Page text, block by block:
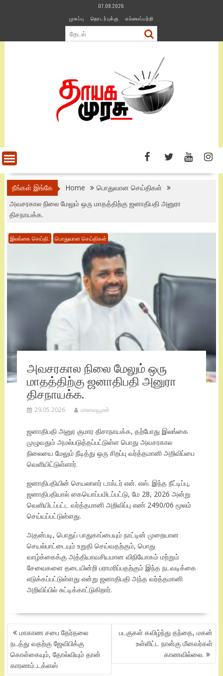
07.08.2026
முகப்பு
தொடர்புக்கு எம்மைப்பற்றி
நீங்கள் இங்கே Home
பொதுவான செய்திகள்
அவசரகால நிலை மேலும் ஒரு மாதத்திற்கு ஜனாதிபதி அனுரா
திசநாயக்க.
இலங்கை செய்தி. பொதுவான செய்திகள்
அவசரகால நிலை மேலும் ஒரு
மாதத்திற்கு ஜனாதிபதி அனுரா
திசநாயக்க.
29.05.2026 மாவையூரன்
ஜனாதிபதி அனுர குமார திசாநாயக்க, தற்போது இலங்கை
முழுவதும் அமல்படுத்தப்பட்டுள்ள பொது அவசரகால
நிலையை மேலும் நீடித்து ஒரு சிறப்பு வர்த்தமானி அறிவிப்பை
வெளியிட்டுள்ளார்.
ஜனாதிபதியின் செயலாளர் டாக்டர் என். எஸ். இந்த நீட்டிப்பு,
ஜனாதிபதியால் கையொப்பமிடப்பட்டு, மே 28, 2026 அன்று
வெளியிடப்பட்ட வர்த்தமானி அறிவிப்பு எண் 2490/06 மூலம்
செய்யப்பட்டுள்ளது.
அதன்படி, பொதுப் பாதுகாப்பையும் நாட்டின் முறையான
செயல்பாட்டையும் உறுதி செய்வதற்கும், பொது
வாழ்க்கைக்கு அத்தியாவசியமான விநியோகம் மற்றும்
சேவைகளை தடையின்றி பராமரிப்பதற்கும் இந்த நடவடிக்கை
எடுக்கப்பட்டுள்ளது என்று ஜனாதிபதி அந்த வர்த்தமானி
அறிவிப்பில் சுட்டிக்காட்டுகிறார்.
POST
NAVIGATION
மாகாண சபை தேர்தலை
நடத்து வதற்கு ஜேவிபிக்கு
கொள்கையும், தோல்வியும் தான்
காரணம்..டக்ளஸ்
படகுகள் கவிழ்ந்து தந்தை, மகன்
உள்ளிட்ட நான்கு மீனவர்கள்
காணவில்லை.